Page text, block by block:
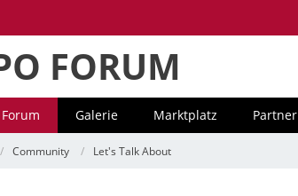
FORUM
Forum Galerie Marktplatz Partner
Community Let's Talk About